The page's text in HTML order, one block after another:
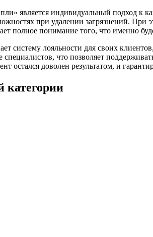
является индивидуальный подход к
при удалении загрязнений. При
полное понимание того, что именно
систему лояльности для своих
специалистов, что позволяет
остался доволен результатом, и
категории